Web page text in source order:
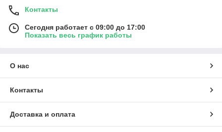
Контакты
Сегодня работает с 09:00 до 17:00
Показать весь график работы
О нас
Контакты
Доставка и оплата